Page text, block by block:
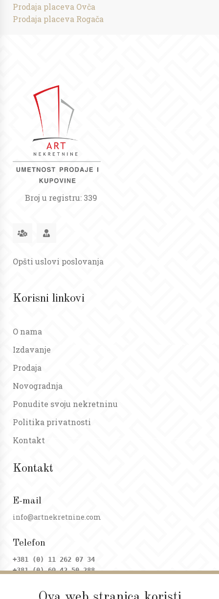
Prodaja placeva Ovča
Prodaja placeva Rogača
Broj u registru: 339
Opšti uslovi poslovanja
Korisni linkovi
O nama
Izdavanje
Prodaja
Novogradnja
Ponudite svoju nekretninu
Politika privatnosti
Kontakt
Kontakt
E-mail
info@artnekretnine.com
Telefon
+381 (0) 11 262 07 34
+381 (0) 69 42 50 288
Adresa